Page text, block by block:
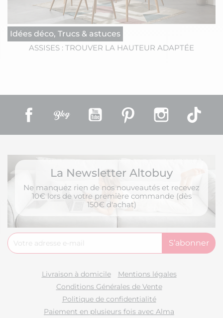
Idées déco, Trucs & astuces
ASSISES : TROUVER LA HAUTEUR ADAPTÉE
Facebook YouTube Pinterest Instagram
La Newsletter Altobuy
Ne manquez rien de nos nouveautés et recevez
10€ lors de votre première commande (dès
150€ d'achat)
Livraison à domicile
Mentions légales
Conditions Générales de Vente
Politique de confidentialité
Paiement en plusieurs fois avec Alma